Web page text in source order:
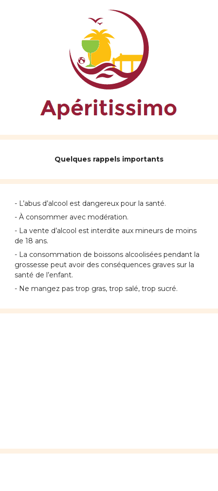
Quelques rappels importants
- L’abus d’alcool est dangereux pour la santé.
- À consommer avec modération.
- La vente d’alcool est interdite aux mineurs de moins
de 18 ans.
- La consommation de boissons alcoolisées pendant la
grossesse peut avoir des conséquences graves sur la
santé de l’enfant.
- Ne mangez pas trop gras, trop salé, trop sucré.